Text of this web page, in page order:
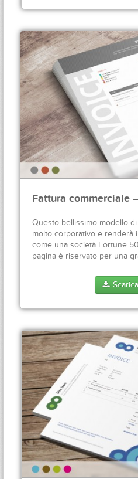
Fattura commerciale
Questo bellissimo modello
molto corporativo e renderà
come una società Fortune
pagina è riservato per una
Scarica